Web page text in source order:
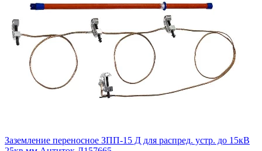
Заземление переносное ЗПП-15 Д для распред. устр. до 15кВ